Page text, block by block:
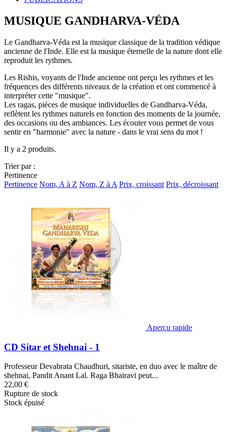
MUSIQUE GANDHARVA-VÉDA
Le Gandharva-Véda est la musique classique de la tradition védique
ancienne de l'Inde. Elle est la musique éternelle de la nature dont elle
reproduit les rythmes.
Les Rishis, voyants de l'Inde ancienne ont perçu les rythmes et les
fréquences des différents niveaux de la création et ont commencé à
interpréter cette "musique".
Les ragas, pièces de musique individuelles de Gandharva-Véda,
reflètent les rythmes naturels en fonction des moments de la journée,
des occasions ou des ambiances. Les écouter vous permet de vous
sentir en "harmonie" avec la nature - dans le vrai sens du mot !
Il y a 2 produits.
Trier par :
Pertinence
Pertinence Nom, A à Z Nom, Z à A Prix, croissant Prix, décroissant
Aperçu rapide
CD Sitar et Shehnai - 1
Professeur Devabrata Chaudhuri, sitariste, en duo avec le maître de
shehnai, Pandit Anant Lal. Raga Bhairavi peut...
22,00 €
Rupture de stock
Stock épuisé